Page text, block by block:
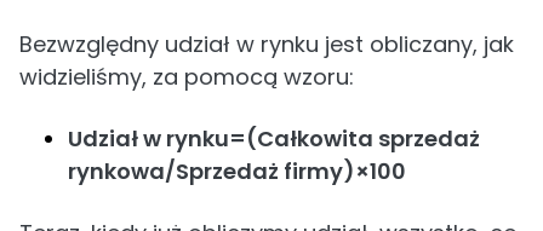
Bezwzględny udział w rynku jest obliczany, jak
widzieliśmy, za pomocą wzoru:
Udział w rynku=(Całkowita sprzedaż
rynkowa/Sprzedaż firmy)×100